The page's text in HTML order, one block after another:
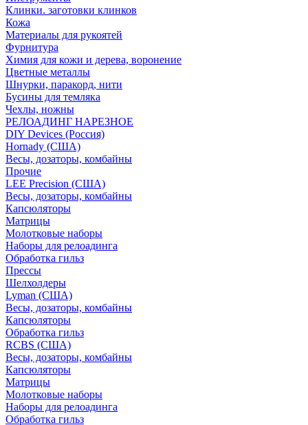
Клинки. заготовки клинков
Кожа
Материалы для рукоятей
Фурнитура
Химия для кожи и дерева, воронение
Цветные металлы
Шнурки, паракорд, нити
Бусины для темляка
Чехлы, ножны
РЕЛОАДИНГ НАРЕЗНОЕ
DIY Devices (Россия)
Hornady (США)
Весы, дозаторы, комбайны
Прочие
LEE Precision (США)
Весы, дозаторы, комбайны
Капсюляторы
Матрицы
Молотковые наборы
Наборы для релоадинга
Обработка гильз
Преcсы
Шелхолдеры
Lyman (США)
Весы, дозаторы, комбайны
Капсюляторы
Обработка гильз
RCBS (США)
Весы, дозаторы, комбайны
Капсюляторы
Матрицы
Молотковые наборы
Наборы для релоадинга
Обработка гильз